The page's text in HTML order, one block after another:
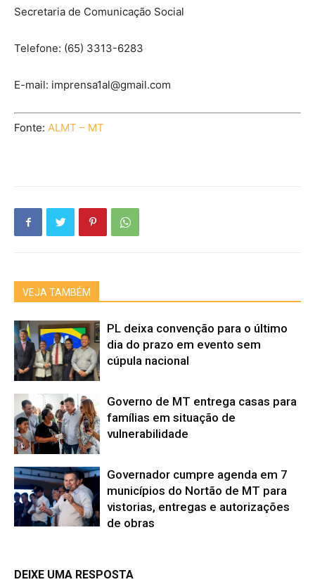
Secretaria de Comunicação Social
Telefone: (65) 3313-6283
E-mail: imprensa1al@gmail.com
Fonte: ALMT – MT
VEJA TAMBÉM
PL deixa convenção para o último
dia do prazo em evento sem
cúpula nacional
Governo de MT entrega casas para
famílias em situação de
vulnerabilidade
Governador cumpre agenda em 7
municípios do Nortão de MT para
vistorias, entregas e autorizações
de obras
DEIXE UMA RESPOSTA